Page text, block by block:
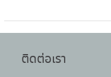
ติดต่อเรา